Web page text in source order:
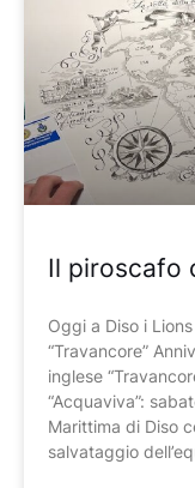
Il piroscafo
Oggi a Diso i
“Travancore”
inglese
“Acquaviva”:
Marittima di Diso
salvataggio